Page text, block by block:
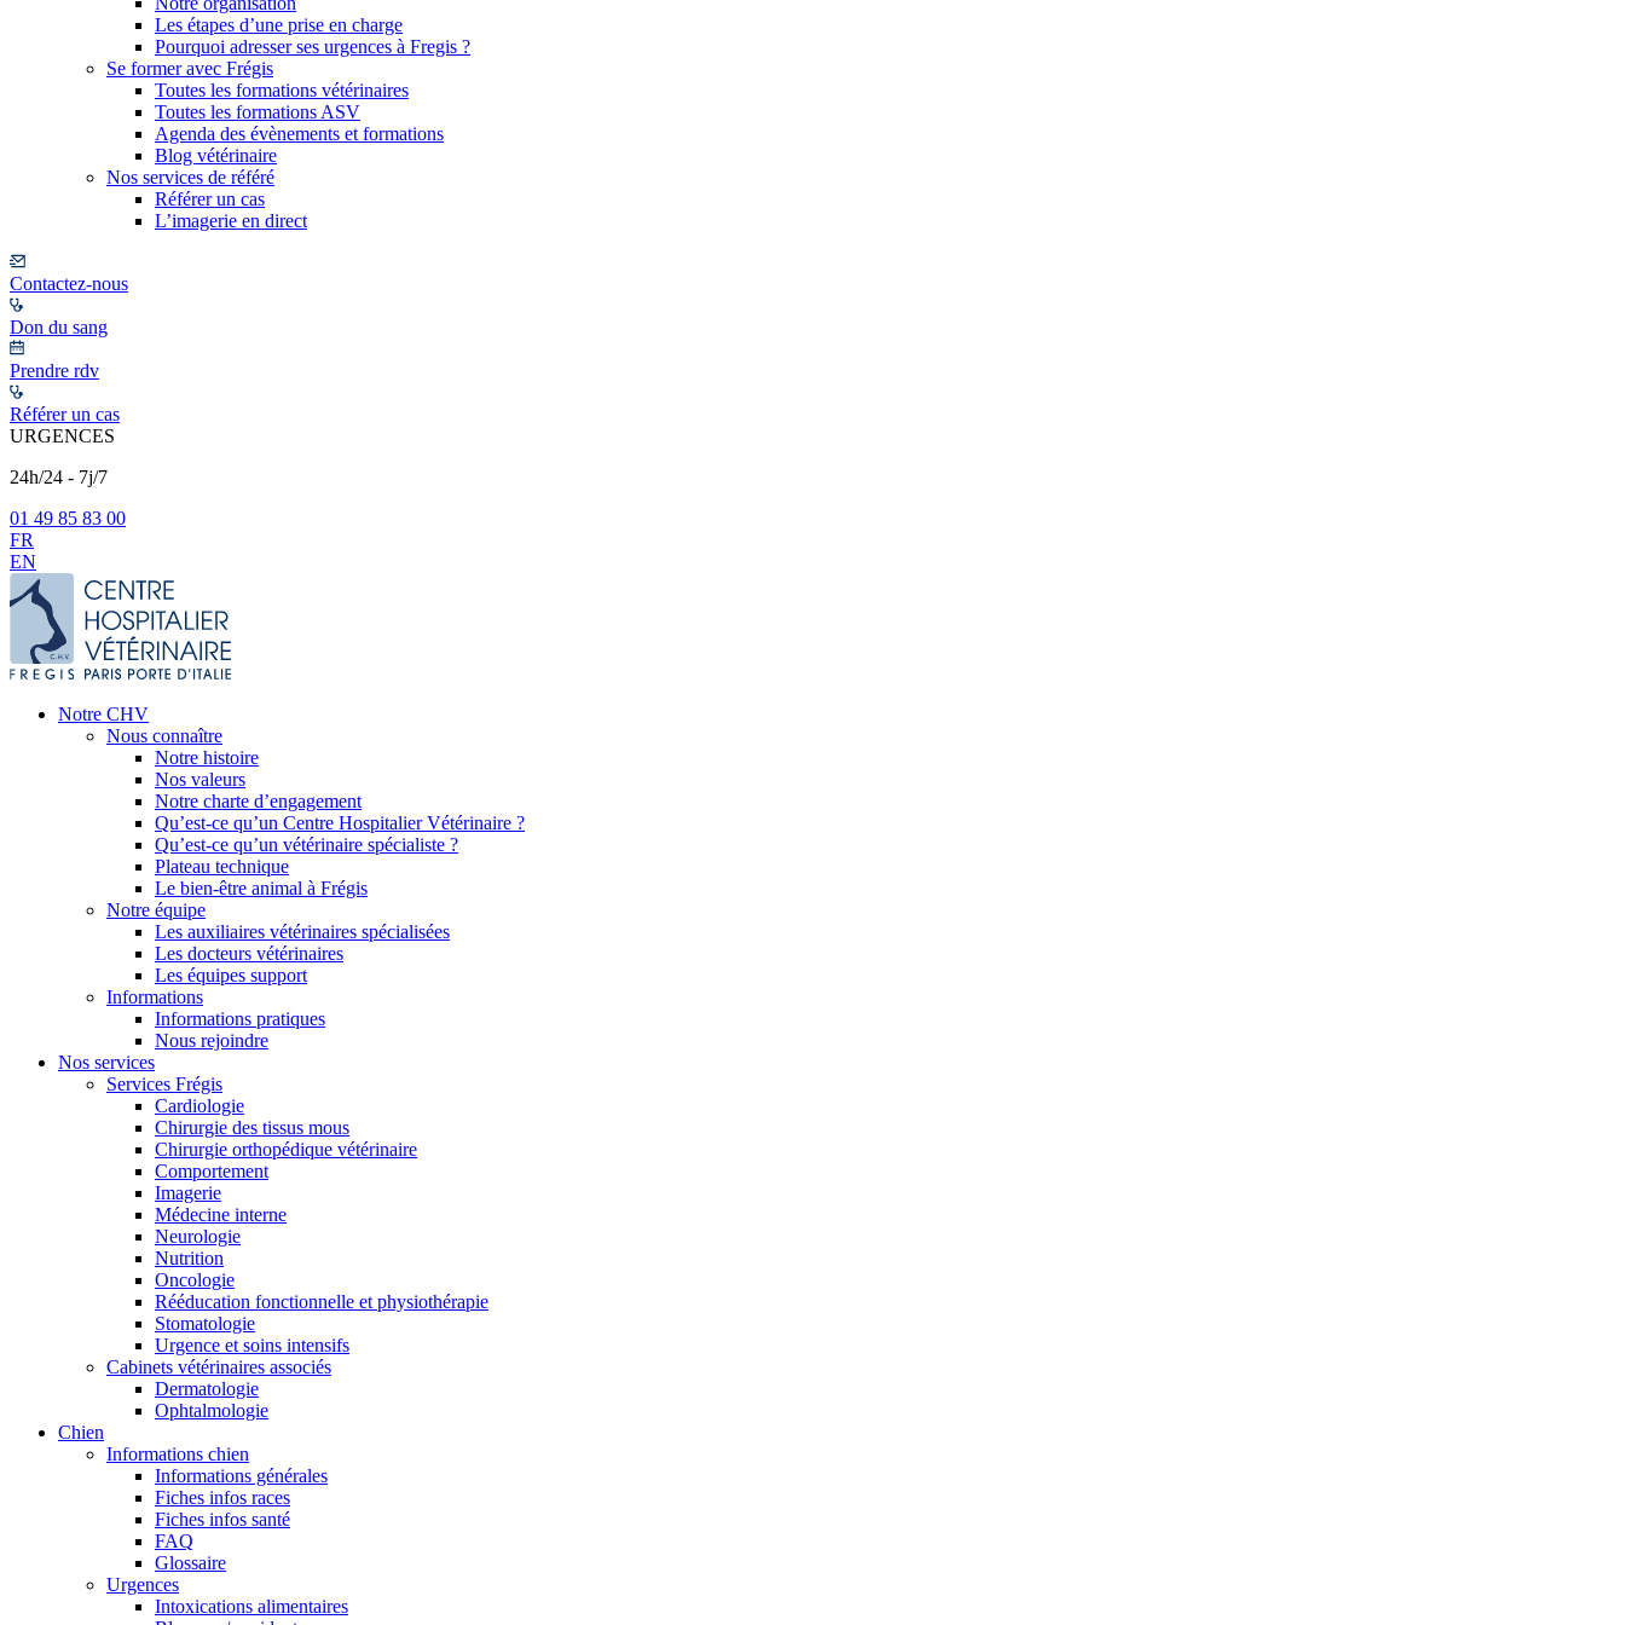
Les étapes d’une prise en charge
Pourquoi adresser ses urgences à Fregis ?
Se former avec Frégis
Toutes les formations vétérinaires
Toutes les formations ASV
Agenda des évènements et formations
Blog vétérinaire
Nos services de référé
Référer un cas
L’imagerie en direct
Contactez-nous
Don du sang
Prendre rdv
Référer un cas
URGENCES
24h/24 - 7j/7
01 49 85 83 00
FR
EN
Notre CHV
Nous connaître
Notre histoire
Nos valeurs
Notre charte d’engagement
Qu’est-ce qu’un Centre Hospitalier Vétérinaire ?
Qu’est-ce qu’un vétérinaire spécialiste ?
Plateau technique
Le bien-être animal à Frégis
Notre équipe
Les auxiliaires vétérinaires spécialisées
Les docteurs vétérinaires
Les équipes support
Informations
Informations pratiques
Nous rejoindre
Nos services
Services Frégis
Cardiologie
Chirurgie des tissus mous
Chirurgie orthopédique vétérinaire
Comportement
Imagerie
Médecine interne
Neurologie
Nutrition
Oncologie
Rééducation fonctionnelle et physiothérapie
Stomatologie
Urgence et soins intensifs
Cabinets vétérinaires associés
Dermatologie
Ophtalmologie
Chien
Informations chien
Informations générales
Fiches infos races
Fiches infos santé
FAQ
Glossaire
Urgences
Intoxications alimentaires